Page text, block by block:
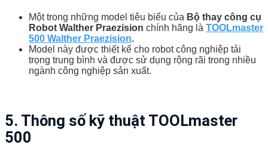
Một trong những model tiêu biểu của Bộ thay công cụ
Robot Walther Praezision chính hãng là TOOLmaster
500 Walther Praezision.
Model này được thiết kế cho robot công nghiệp tải
trọng trung bình và được sử dụng rộng rãi trong nhiều
ngành công nghiệp sản xuất.
5. Thông số kỹ thuật TOOLmaster
500